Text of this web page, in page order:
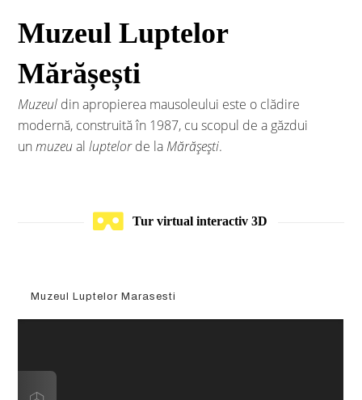
Muzeul Luptelor
Mărășești
Muzeul din apropierea mausoleului este o clădire
modernă, construită în 1987, cu scopul de a găzdui
unmuzeualluptelorde la Mărășești.
Tur virtual interactiv 3D